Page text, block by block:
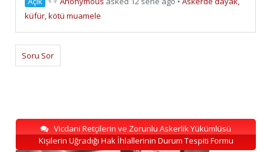
küfür, kötü muamele
Soru Sor
Vicdani Retçilerin ve Zorunlu Askerlik Yükümlüsü
Kişilerin Uğradığı Hak İhlallerinin Durum Tespiti Formu